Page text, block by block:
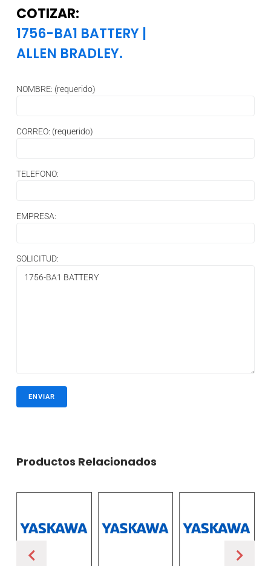
COTIZAR:
1756-BA1 BATTERY |
ALLEN BRADLEY.
NOMBRE: (requerido)
CORREO: (requerido)
TELEFONO:
EMPRESA:
SOLICITUD:
Productos Relacionados